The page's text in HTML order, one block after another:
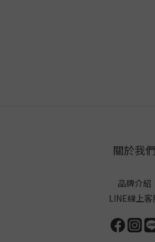
關於我們
品牌介紹
LINE線上客